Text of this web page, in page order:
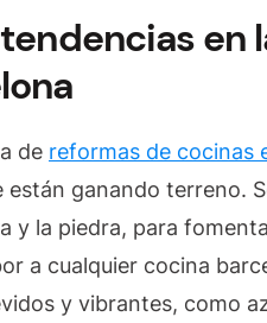
en
de reformas de cocinas
están ganando terreno.
y la piedra, para
a cualquier cocina
y vibrantes, como